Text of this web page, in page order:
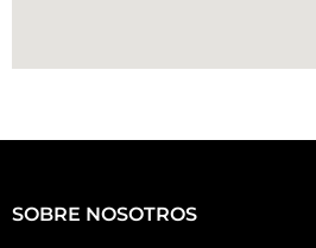
SOBRE NOSOTROS